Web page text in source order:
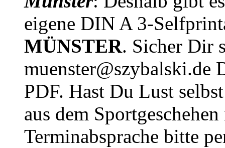
eigene DIN A 3-
MÜNSTER. Sicher Dir
muenster@szybalski.de
PDF. Hast Du Lust
aus dem
Terminabsprache bitte